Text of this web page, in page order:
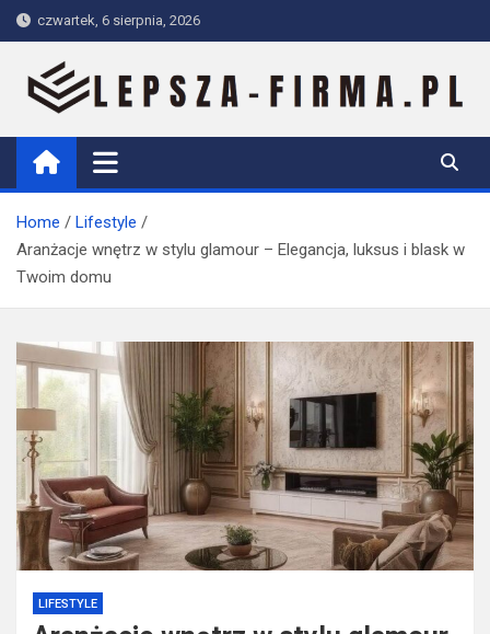
Skip
to
content
czwartek, 6 sierpnia, 2026
Lepsza-firma.pl
Home
Lifestyle
Aranżacje wnętrz w stylu glamour – Elegancja, luksus i blask w
Twoim domu
LIFESTYLE